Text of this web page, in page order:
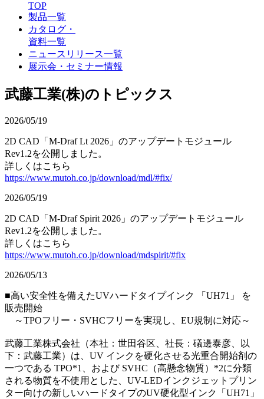
TOP
製品一覧
カタログ・
資料一覧
ニュースリリース一覧
展示会・セミナー情報
武藤工業(株)のトピックス
2026/05/19
2D CAD「M-Draf Lt 2026」のアップデートモジュール
Rev1.2を公開しました。
詳しくはこちら
https://www.mutoh.co.jp/download/mdl/#fix/
2026/05/19
2D CAD「M-Draf Spirit 2026」のアップデートモジュール
Rev1.2を公開しました。
詳しくはこちら
https://www.mutoh.co.jp/download/mdspirit/#fix
2026/05/13
■高い安全性を備えたUVハードタイプインク 「UH71」 を
販売開始
～TPOフリー・SVHCフリーを実現し、EU規制に対応～
武藤工業株式会社（本社：世田谷区、社長：礒邊泰彦、以
下：武藤工業）は、UV インクを硬化させる光重合開始剤の
一つである TPO*1、および SVHC（高懸念物質）*2に分類
される物質を不使用とした、UV-LEDインクジェットプリン
ター向けの新しいハードタイプのUV硬化型インク「UH71」